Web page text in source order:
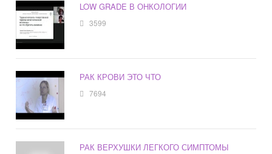
LOW GRADE В ОНКОЛОГИИ
3599
РАК КРОВИ ЭТО ЧТО
7694
РАК ВЕРХУШКИ ЛЕГКОГО СИМПТОМЫ